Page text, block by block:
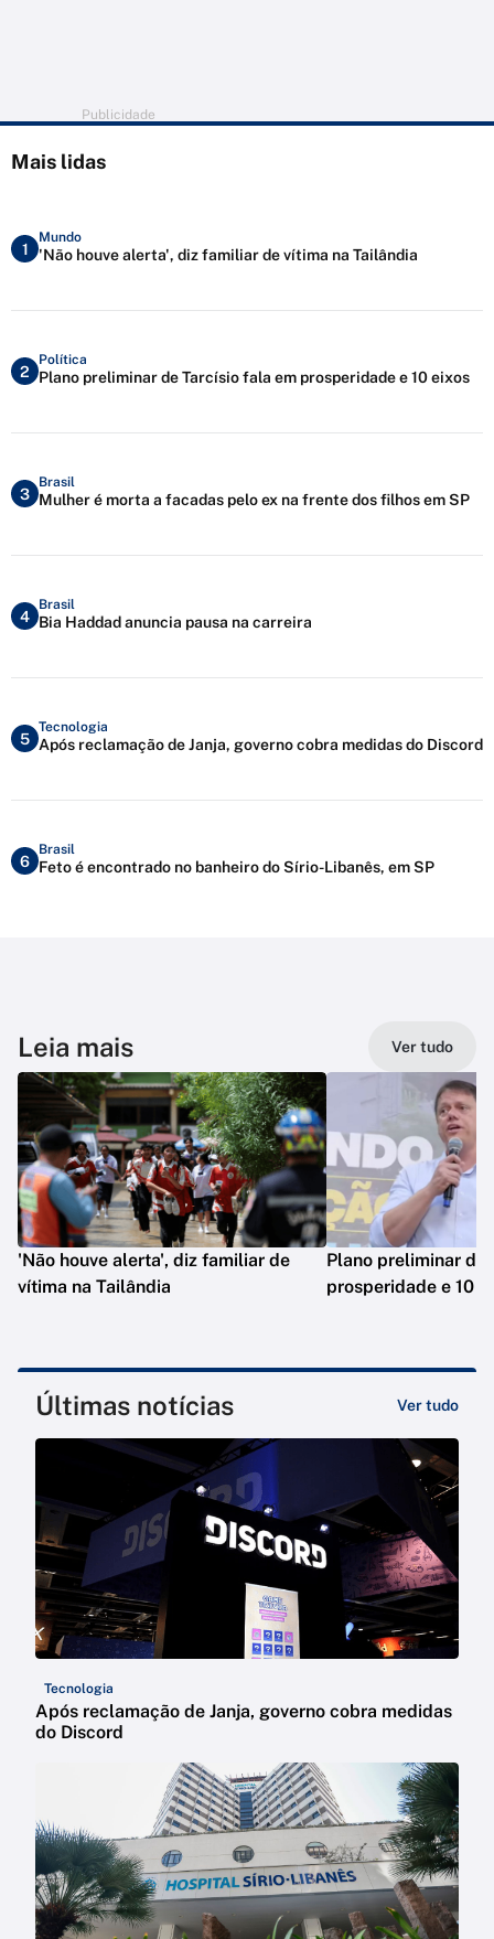
Publicidade
Mais lidas
1
Mundo
'Não houve alerta', diz familiar de vítima na Tailândia
2
Política
Plano preliminar de Tarcísio fala em prosperidade e 10 eixos
3
Brasil
Mulher é morta a facadas pelo ex na frente dos filhos em SP
4
Brasil
Bia Haddad anuncia pausa na carreira
5
Tecnologia
Após reclamação de Janja, governo cobra medidas do Discord
6
Brasil
Feto é encontrado no banheiro do Sírio-Libanês, em SP
Leia mais Ver tudo
'Não houve alerta', diz familiar de
vítima na Tailândia
Plano preliminar de
prosperidade e 10
Últimas notícias Ver tudo
Tecnologia
Após reclamação de Janja, governo cobra medidas
do Discord